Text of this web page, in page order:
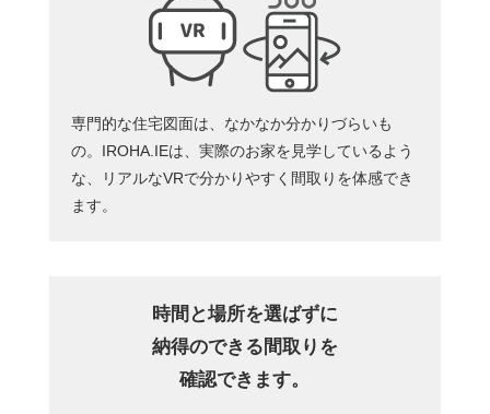
専門的な住宅図面は、なかなか分かりづらいも
の。IROHA.IEは、実際のお家を見学しているよう
な、リアルなVRで分かりやすく間取りを体感でき
ます。
時間と場所を選ばずに
納得のできる間取りを
確認できます。